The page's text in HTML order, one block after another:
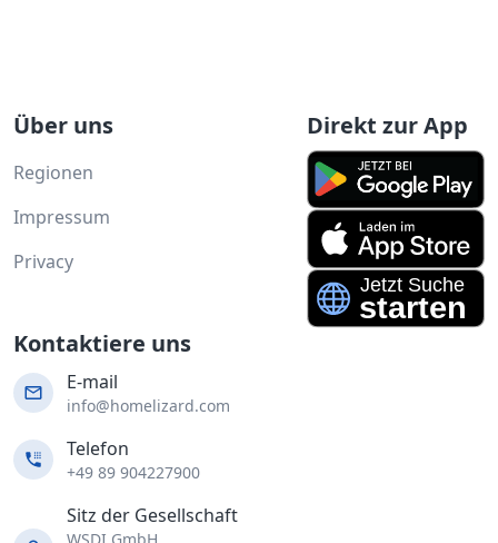
Über uns
Regionen
Impressum
Privacy
Direkt zur App
Kontaktiere uns
E-mail
info@homelizard.com
Telefon
+49 89 904227900
Sitz der Gesellschaft